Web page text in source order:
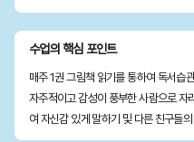
수업의 핵심 포인트
매주 1권 그림책 읽기를 통하여 독서습
자주적이고 감성이 풍부한 사람으로 자
여 자신감 있게 말하기 및 다른 친구들